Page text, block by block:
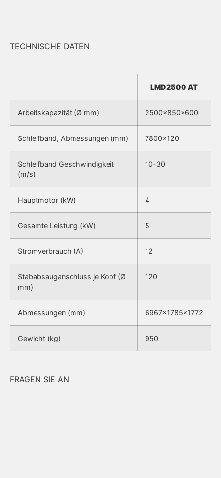
TECHNISCHE DATEN
LMD2500 AT
Arbeitskapazität (Ø mm) 2500x850x600
Schleifband, Abmessungen (mm) 7800×120
Schleifband Geschwindigkeit
(m/s)
10-30
Hauptmotor (kW) 4
Gesamte Leistung (kW) 5
Stromverbrauch (A) 12
Stababsauganschluss je Kopf (Ø
mm)
120
Abmessungen (mm) 6967x1785x1772
Gewicht (kg) 950
FRAGEN SIE AN